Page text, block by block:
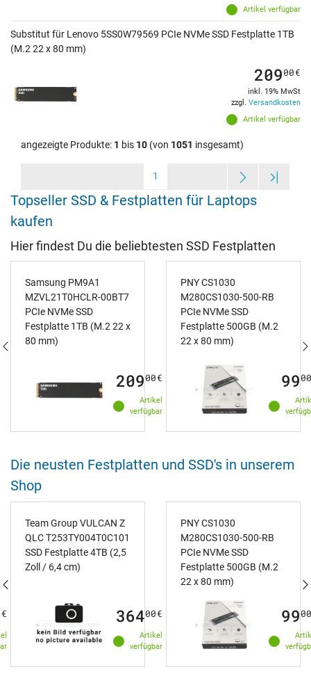
Artikel verfügbar
Substitut für Lenovo 5SS0W79569 PCIe NVMe SSD Festplatte 1TB
(M.2 22 x 80 mm)
Artikel verfügbar
20900€
inkl. 19% MwSt
zzgl. Versandkosten
angezeigte Produkte: 1 bis 10 (von 1051 insgesamt)
1
Topseller SSD & Festplatten für Laptops
kaufen
Hier findest Du die beliebtesten SSD Festplatten
Samsung PM9A1
MZVL21T0HCLR-00BT7
PCIe NVMe SSD
Festplatte 1TB (M.2 22 x
80 mm)
Artikel
verfügbar
20900€
PNY CS1030
M280CS1030-500-RB
PCIe NVMe SSD
Festplatte 500GB (M.2
22 x 80 mm)
9900
Die neusten Festplatten und SSD's in unserem
Shop
€
Team Group VULCAN Z
QLC T253TY004T0C101
SSD Festplatte 4TB (2,5
Zoll / 6,4 cm)
Artikel
verfügbar
36400€
PNY CS1030
M280CS1030-500-RB
PCIe NVMe SSD
Festplatte 500GB (M.2
22 x 80 mm)
9900